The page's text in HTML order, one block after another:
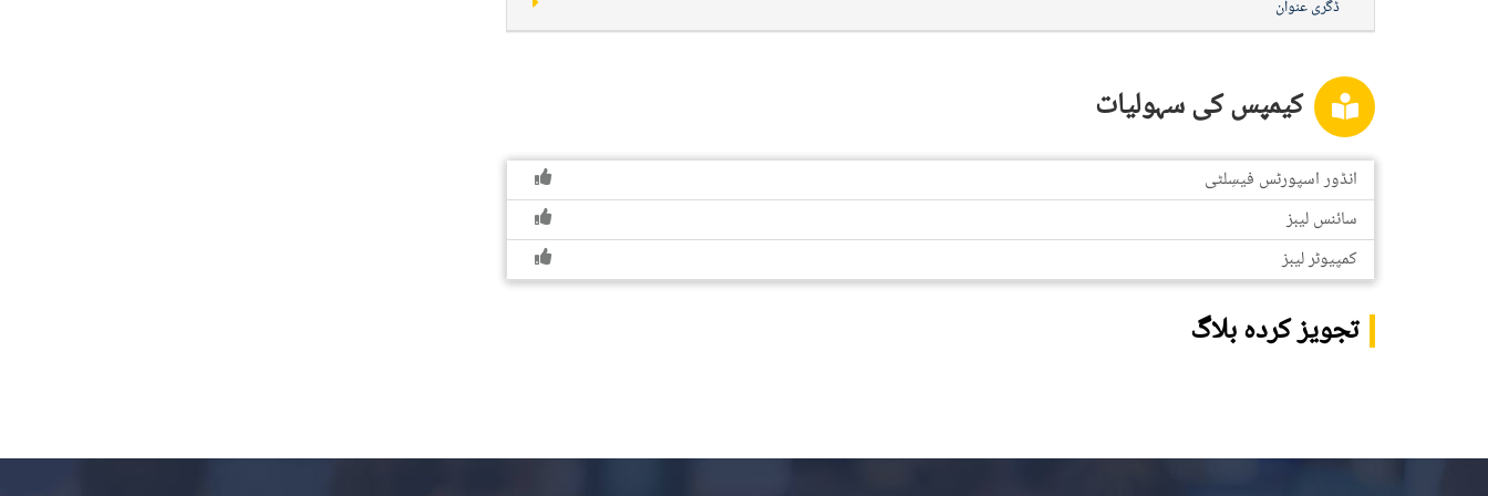
ڈگری عنوان
کیمپس کی سہولیات
انڈور اسپورٹس فیسِلٹی
سائنس لیبز
کمپیوٹر لیبز
تجویز کردہ بلاگ